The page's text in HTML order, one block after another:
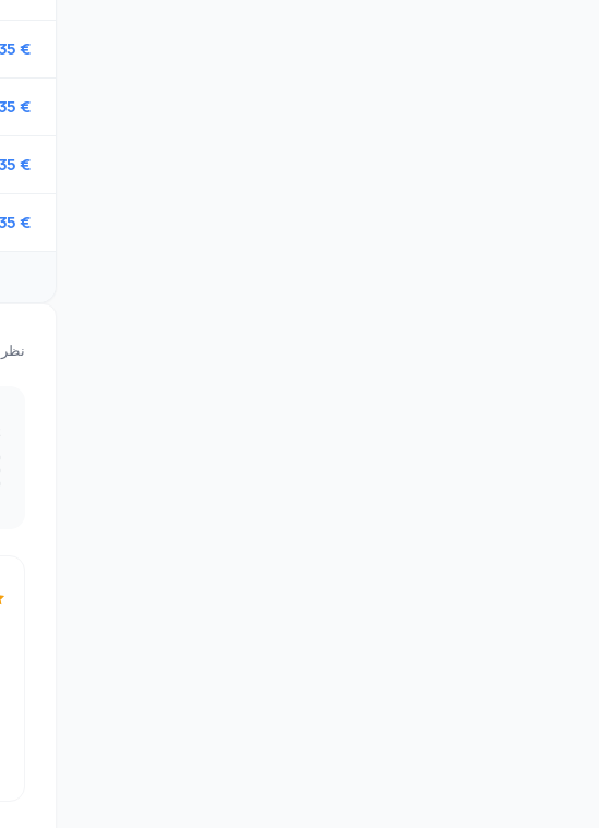
€
€
€
€
3